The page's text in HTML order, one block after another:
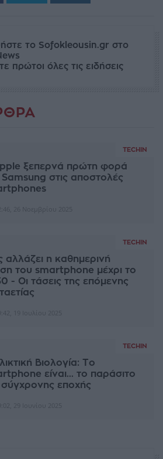
το Sofokleousin.gr στο
πρώτοι όλες τις ειδήσεις
TECHIN
ξεπερνά πρώτη φορά
Samsung στις αποστολές
TECHIN
αλλάζει η καθημερινή
του smartphone μέχρι το
- Οι τάσεις της επόμενης
TECHIN
Βιολογία: Το
είναι... το παράσιτο
σύγχρονης εποχής